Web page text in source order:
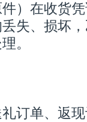
）在收货
失、损坏
。
订单、返